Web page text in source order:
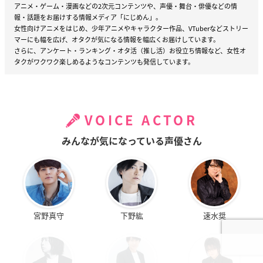
アニメ・ゲーム・漫画などの2次元コンテンツや、声優・舞台・俳優などの情
報・話題をお届けする情報メディア「にじめん」。
女性向けアニメをはじめ、少年アニメやキャラクター作品、VTuberなどストリー
マーにも幅を広げ、オタクが気になる情報を幅広くお届けしています。
さらに、アンケート・ランキング・オタ活（推し活）お役立ち情報など、女性オ
タクがワクワク楽しめるようなコンテンツも発信しています。
VOICE ACTOR
みんなが気になっている声優さん
宮野真守 下野紘 速水奨